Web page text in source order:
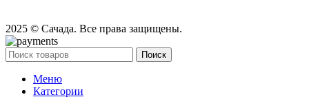
2025 © Сачада. Все права защищены.
Поиск
Меню
Категории